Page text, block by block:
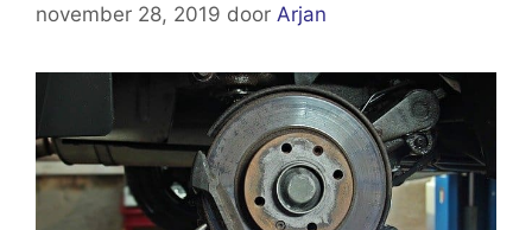
november 28, 2019 door Arjan